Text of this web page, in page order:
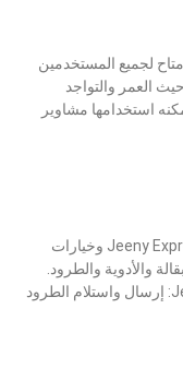
لجميع المستخدمين
العمر والتواجد
استخدامها مشاوير
نعم، جيني يوفّر خدمة توصيل الطلبات عبر Jeeny Express وخيارات
والأدوية والطرود.
أنواع خدمات التوصيل في جيني Jeeny Express: إرسال واستلام الطرود